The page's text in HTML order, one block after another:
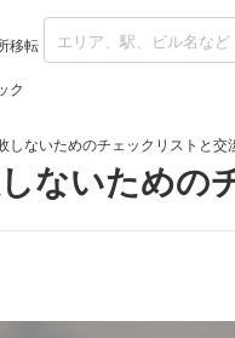
移転
ク
しないためのチェックリストと交
ないための